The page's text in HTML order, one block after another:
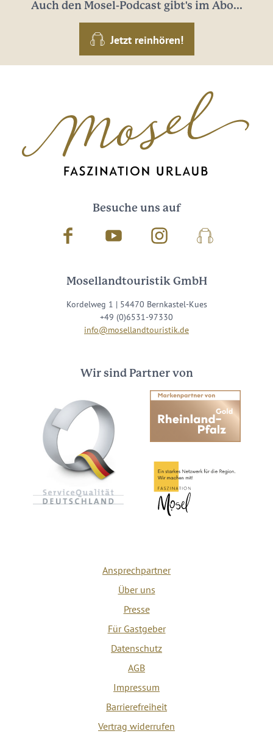
Auch den Mosel-Podcast gibt's im Abo...
Jetzt reinhören!
Besuche uns auf
Facebook Youtube InstagramPodcast
Mosellandtouristik GmbH
Kordelweg 1 | 54470 Bernkastel-Kues
+49 (0)6531-97330
info@mosellandtouristik.de
Wir sind Partner von
Ansprechpartner
Über uns
Presse
Für Gastgeber
Datenschutz
AGB
Impressum
Barrierefreiheit
Vertrag widerrufen